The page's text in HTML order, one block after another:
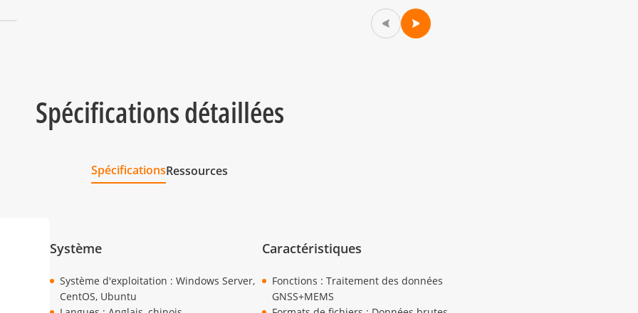
Spécifications détaillées
SpécificationsRessources
Système
Système d'exploitation : Windows Server,
CentOS, Ubuntu
Caractéristiques
Fonctions : Traitement des données
GNSS+MEMS